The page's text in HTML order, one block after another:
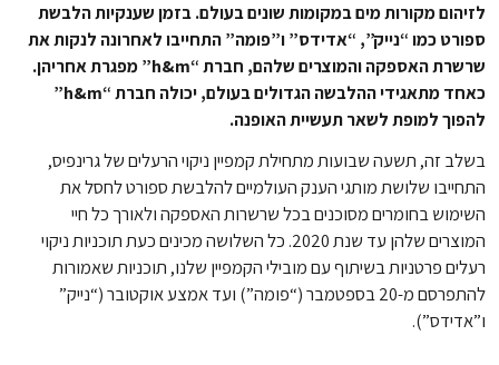
לזיהום מקורות מים במקומות שונים בעולם. בזמן שענקיות הלבשת
ספורט כמו “נייק”, “אדידס” ו”פומה” התחייבו לאחרונה לנקות את
שרשרת האספקה והמוצרים שלהם, חברת “h&m” מפגרת אחריהן.
כאחד מתאגידי ההלבשה הגדולים בעולם, יכולה חברת “h&m”
להפוך למופת לשאר תעשיית האופנה.
בשלב זה, תשעה שבועות מתחילת קמפיין ניקוי הרעלים של גרינפיס,
התחייבו שלושת מותגי הענק העולמיים להלבשת ספורט לחסל את
השימוש בחומרים מסוכנים בכל שרשרות האספקה ולאורך כל חיי
המוצרים שלהן עד שנת 2020. כל השלושה מכינים כעת תוכניות ניקוי
רעלים פרטניות בשיתוף עם מובילי הקמפיין שלנו, תוכניות שאמורות
להתפרסם מ-20 בספטמבר (“פומה”) ועד אמצע אוקטובר (“נייק”
ו”אדידס”).